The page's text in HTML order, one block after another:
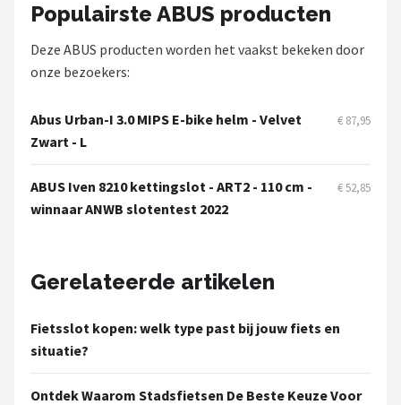
Populairste ABUS producten
Deze ABUS producten worden het vaakst bekeken door
onze bezoekers:
Abus Urban-I 3.0 MIPS E-bike helm - Velvet
Zwart - L
€ 87,95
ABUS Iven 8210 kettingslot - ART2 - 110 cm -
winnaar ANWB slotentest 2022
€ 52,85
Gerelateerde artikelen
Fietsslot kopen: welk type past bij jouw fiets en
situatie?
Ontdek Waarom Stadsfietsen De Beste Keuze Voor